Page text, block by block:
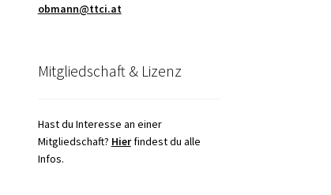
obmann@ttci.at
Mitgliedschaft & Lizenz
Hast du Interesse an einer
Mitgliedschaft? Hierfindest du alle
Infos.